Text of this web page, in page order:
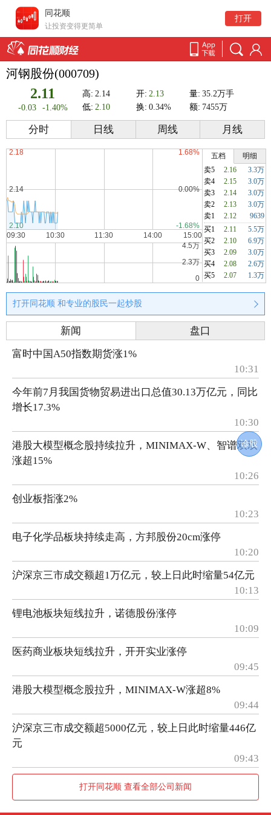
同花顺
让投资变得更简单
打开
河钢股份(000709)
2.11
-0.03 -1.40%
高: 2.14 开: 2.13 量: 35.2万手
低: 2.10 换: 0.34% 额: 7455万
分时 日线 周线 月线
五档
明细
卖5
2.16
3.3万
卖4
2.15
3.0万
卖3
2.14
3.0万
卖2
2.13
3.0万
卖1
2.12
9639
买1
2.11
5.5万
买2
2.10
6.9万
买3
2.09
3.0万
买4
2.08
2.6万
买5
2.07 1.3万
打开同花顺 和专业的股民一起炒股
诊股
新闻
盘口
富时中国A50指数期货涨1%
10:31
今年前7月我国货物贸易进出口总值30.13万亿元，同比
增长17.3%
10:30
港股大模型概念股持续拉升，MINIMAX-W、智谱双双
涨超15%
10:26
创业板指涨2%
10:23
电子化学品板块持续走高，方邦股份20cm涨停
10:20
沪深京三市成交额超1万亿元，较上日此时缩量54亿元
10:13
锂电池板块短线拉升，诺德股份涨停
10:09
医药商业板块短线拉升，开开实业涨停
09:45
港股大模型概念股拉升，MINIMAX-W涨超8%
09:44
沪深京三市成交额超5000亿元，较上日此时缩量446亿
元
09:43
打开同花顺 查看全部公司新闻